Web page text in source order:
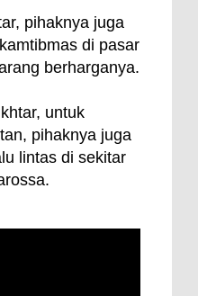
pihaknya juga
di pasar
berharganya.
untuk
pihaknya juga
lintas di sekitar